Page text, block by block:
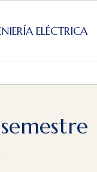
ELÉCTRICA